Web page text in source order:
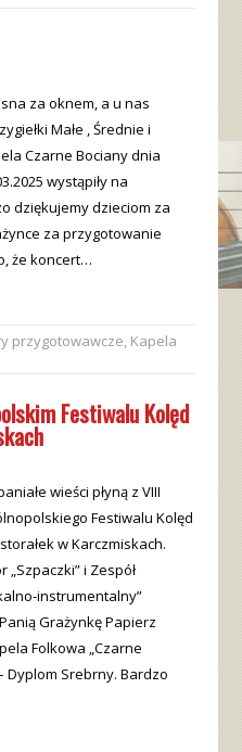
za oknem, a u nas
Małe , Średnie i
Czarne Bociany dnia
wystąpiły na
dziękujemy dzieciom za
za przygotowanie
że koncert…
przygotowawcze, Kapela
Festiwalu Kolęd
wieści płyną z VIII
Festiwalu Kolęd
w Karczmiskach.
„Szpaczki” i Zespół
instrumentalny”
Grażynkę Papierz
Folkowa „Czarne
Dyplom Srebrny. Bardzo